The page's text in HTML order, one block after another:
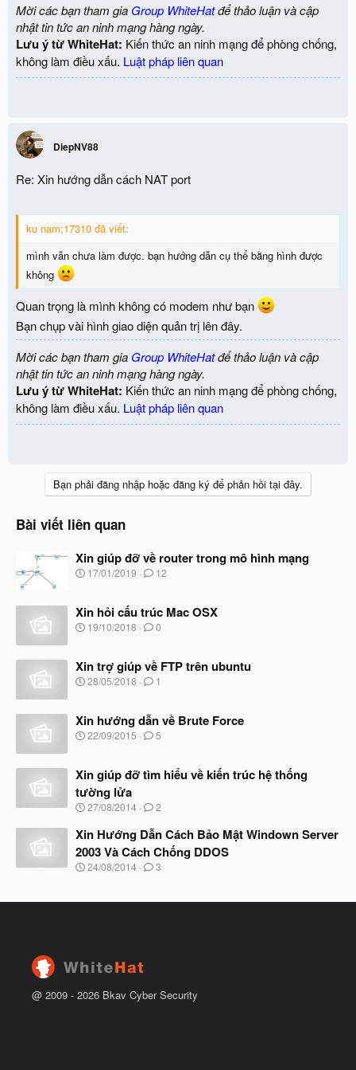
Mời các bạn tham gia Group WhiteHatđể thảo luận và cập
nhật tin tức an ninh mạng hàng ngày.
Lưu ý từ WhiteHat: Kiến thức an ninh mạng để phòng chống,
không làm điều xấu. Luật pháp liên quan
DiepNV88
Re: Xin hướng dẫn cách NAT port
ku nam;17310 đã viết:
mình vẫn chưa làm được. bạn hướng dẫn cụ thể bằng hình được
không
Quan trọng là mình không có modem như bạn
Bạn chụp vài hình giao diện quản trị lên đây.
Mời các bạn tham gia Group WhiteHatđể thảo luận và cập
nhật tin tức an ninh mạng hàng ngày.
Lưu ý từ WhiteHat: Kiến thức an ninh mạng để phòng chống,
không làm điều xấu. Luật pháp liên quan
Bạn phải đăng nhập hoặc đăng ký để phản hồi tại đây.
Bài viết liên quan
Xin giúp đỡ về router trong mô hình mạng
N
y
b
ắ
ầ
u
17/01/2019 12
Xin hỏi cấu trúc Mac OSX
N
y
b
ắ
ầ
u
19/10/2018 0
Xin trợ giúp về FTP trên ubuntu
N
y
b
ắ
ầ
u
28/05/2018 1
Xin hướng dẫn về Brute Force
N
y
b
ắ
t
ầ
u
22/09/2015 5
Xin giúp đỡ tìm hiểu về kiến trúc hệ thống
tường lửa
N
à
b
ắ
27/08/2014 2
Xin Hướng Dẫn Cách Bảo Mật Windown Server
2003 Và Cách Chống DDOS
N
y
ầ
24/08/2014 3
@ 2009 - 2026 Bkav Cyber Security